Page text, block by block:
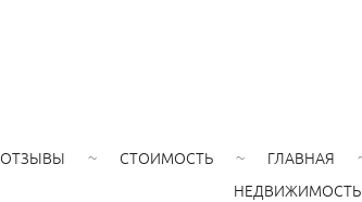
ОТЗЫВЫ СТОИМОСТЬ ГЛАВНАЯ
НЕДВИЖИМОСТЬ